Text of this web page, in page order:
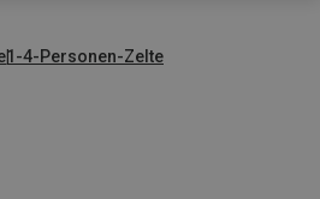
1-4-Personen-Zelte